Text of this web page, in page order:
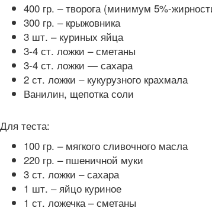
400 гр. – творога (минимум 5%-
300 гр. – крыжовника
3 шт. – куриных яйца
3-4 ст. ложки – сметаны
3-4 ст. ложки — сахара
2 ст. ложки – кукурузного крахмала
Ванилин, щепотка соли
Для теста:
100 гр. – мягкого сливочного масла
220 гр. – пшеничной муки
3 ст. ложки – сахара
1 шт. – яйцо куриное
1 ст. ложечка – сметаны